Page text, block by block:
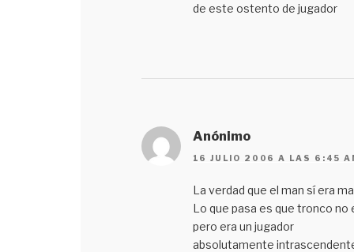
de este ostento de jugador
Anónimo
16 JULIO 2006 A LAS 6:45
La verdad que el man sí era
Lo que pasa es que tronco no
pero era un jugador
absolutamente